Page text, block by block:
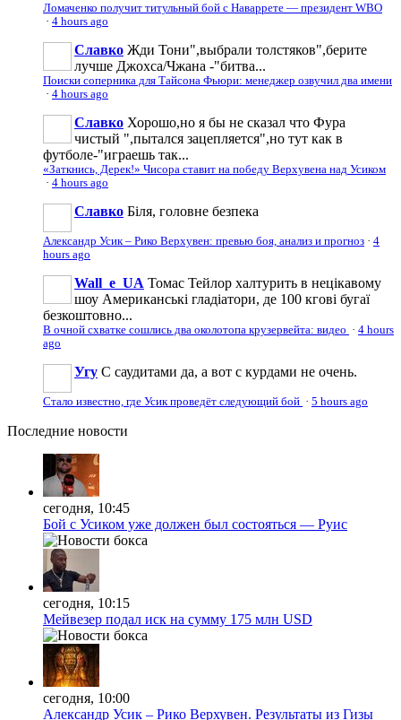
Ломаченко получит титульный бой с Наваррете — президент WBO
· 4 hours ago
Славко Жди Тони",выбрали толстяков",берите
лучше Джохса/Чжана -"битва...
Поиски соперника для Тайсона Фьюри: менеджер озвучил два имени
· 4 hours ago
Славко Хорошо,но я бы не сказал что Фура
чистый ",пытался зацепляется",но тут как в
футболе-"играешь так...
«Заткнись, Дерек!» Чисора ставит на победу Верхувена над Усиком
· 4 hours ago
Славко Біля, головне безпека
Александр Усик – Рико Верхувен: превью боя, анализ и прогноз · 4
hours ago
Wall_e_UA Томас Тейлор халтурить в нецікавому
шоу Американські гладіатори, де 100 кгові бугаї
безкоштовно...
В очной схватке сошлись два околотопа крузервейта: видео · 4 hours
ago
Угу С саудитами да, а вот с курдами не очень.
Стало известно, где Усик проведёт следующий бой · 5 hours ago
Последние новости
сегодня, 10:45
Бой с Усиком уже должен был состояться — Руис
сегодня, 10:15
Мейвезер подал иск на сумму 175 млн USD
сегодня, 10:00
Александр Усик – Рико Верхувен. Результаты из Гизы